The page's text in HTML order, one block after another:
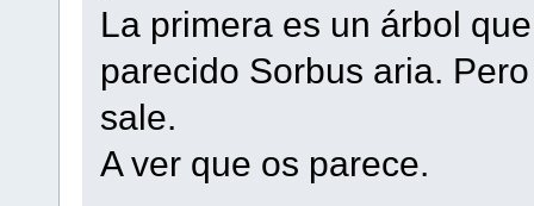
La primera es un árbol
parecido Sorbus aria.
sale.
A ver que os parece.